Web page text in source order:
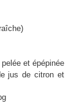
et épépinée
jus de citron et